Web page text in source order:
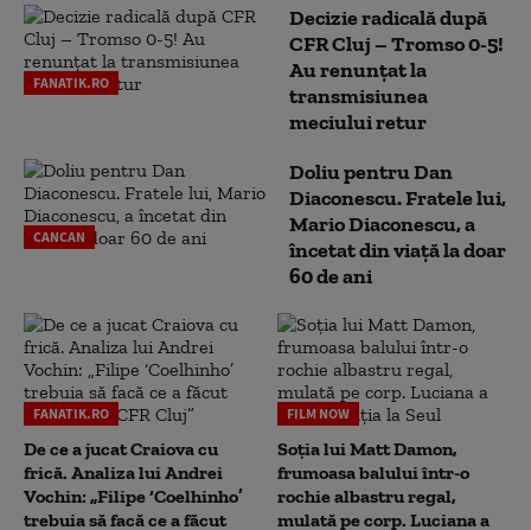
FANATIK.RO
Decizie radicală după
CFR Cluj – Tromso 0-5!
Au renunțat la
transmisiunea
meciului retur
CANCAN
Doliu pentru Dan
Diaconescu. Fratele lui,
Mario Diaconescu, a
încetat din viață la doar
60 de ani
FANATIK.RO
De ce a jucat Craiova cu
frică. Analiza lui Andrei
Vochin: „Filipe ‘Coelhinho’
trebuia să facă ce a făcut
FILM NOW
Soția lui Matt Damon,
frumoasa balului într-o
rochie albastru regal,
mulată pe corp. Luciana a